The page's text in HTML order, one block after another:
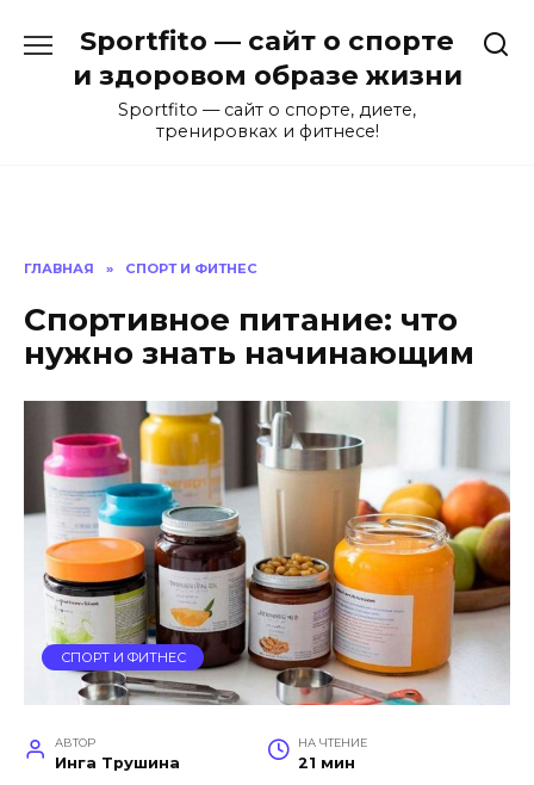
содержанию
Sportfito — сайт о спорте
и здоровом образе жизни
Sportfito — сайт о спорте, диете,
тренировках и фитнесе!
ГЛАВНАЯ » СПОРТ И ФИТНЕС
Спортивное питание: что
нужно знать начинающим
СПОРТ И ФИТНЕС
АВТОР
Инга Трушина
НА ЧТЕНИЕ
21 мин